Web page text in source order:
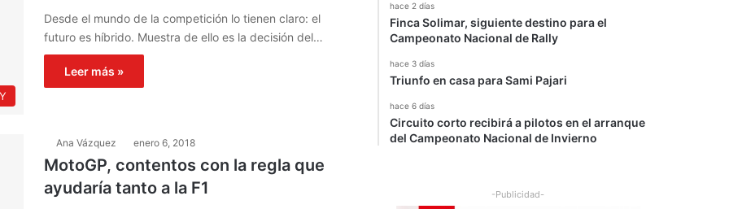
Desde el mundo de la competición lo tienen claro: el
futuro es híbrido. Muestra de ello es la decisión del…
Leer más »
Ana Vázquez enero 6, 2018
MotoGP, contentos con la regla que
ayudaría tanto a la F1
hace 2 días
Finca Solimar, siguiente destino para el
Campeonato Nacional de Rally
hace 3 días
Triunfo en casa para Sami Pajari
hace 6 días
Circuito corto recibirá a pilotos en el arranque
del Campeonato Nacional de Invierno
-Publicidad-